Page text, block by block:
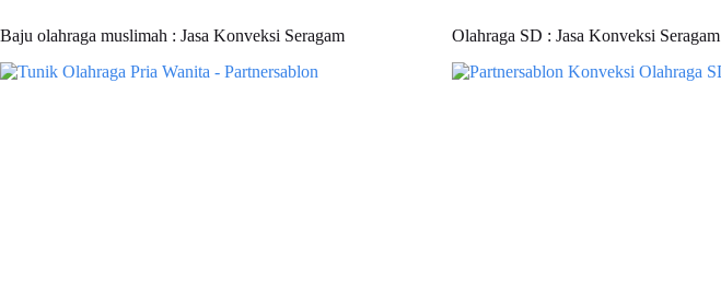
Baju olahraga muslimah : Jasa Konveksi Seragam Olahraga SD : Jasa Konveksi Seragam